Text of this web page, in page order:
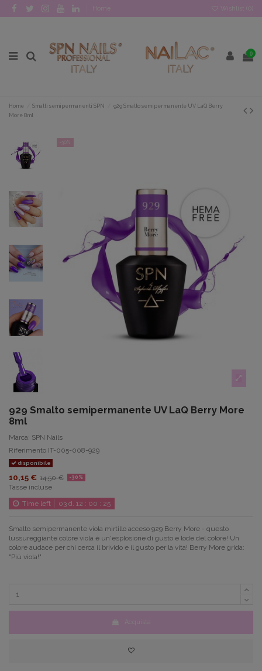
Home Wishlist (
0
Home Smalti semipermanenti SPN
929 Smalto semipermanente UV LaQ Berry
More 8ml
-30%
929 Smalto semipermanente UV LaQ Berry More
8ml
Marca: SPN Nails
Riferimento IT-005-008-929
disponibile
10,15 € 14,50 € -30%
Tasse incluse
Time left
03 d. 12 : 00 : 25
Smalto semipermanente viola mirtillo acceso 929 Berry More - questo
lussureggiante colore viola è un'esplosione di gusto e lode del colore! Un
colore audace per chi cerca il brivido e il gusto per la vita! Berry More grida:
"Più viola!"
Acquista